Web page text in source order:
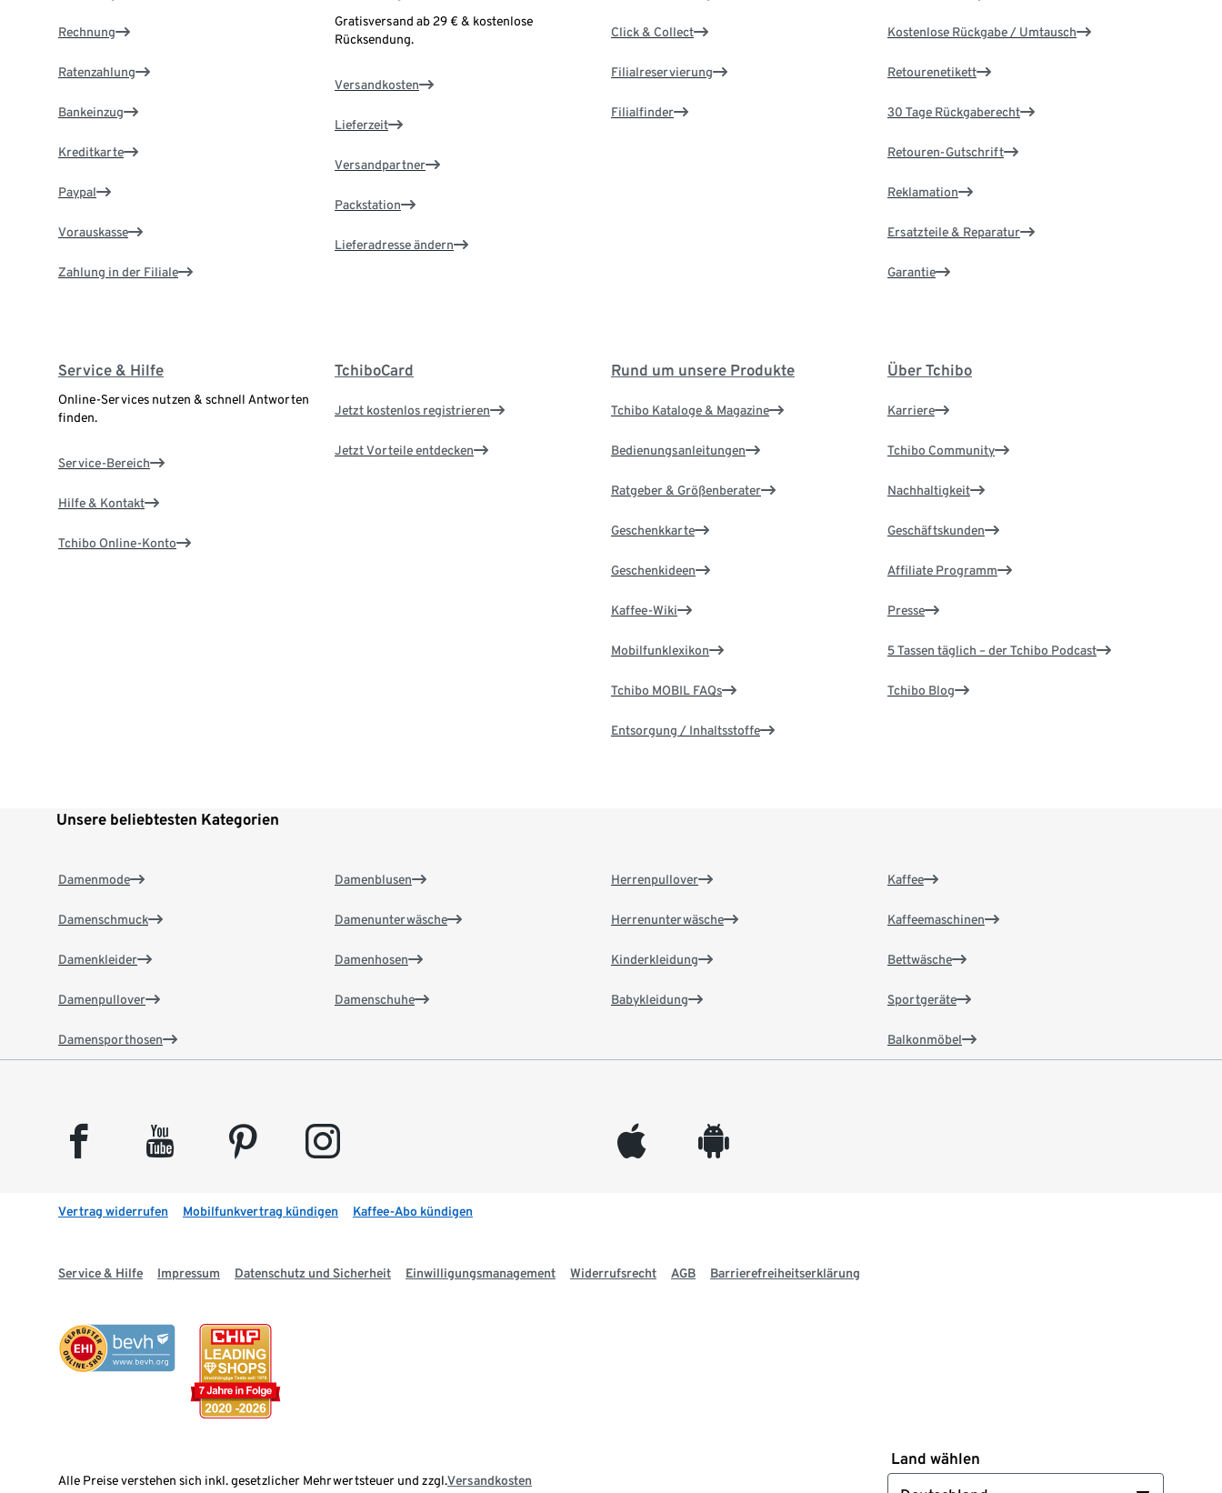
Rechnung
Ratenzahlung
Bankeinzug
Kreditkarte
Paypal
Vorauskasse
Zahlung in der Filiale
Gratisversand ab 29 € & kostenlose
Rücksendung.
Versandkosten
Lieferzeit
Versandpartner
Packstation
Lieferadresse ändern
Click & Collect
Filialreservierung
Filialfinder
Kostenlose Rückgabe / Umtausch
Retourenetikett
30 Tage Rückgaberecht
Retouren-Gutschrift
Reklamation
Ersatzteile & Reparatur
Garantie
Service & Hilfe
Online-Services nutzen & schnell Antworten
finden.
Service-Bereich
Hilfe & Kontakt
Tchibo Online-Konto
TchiboCard
Jetzt kostenlos registrieren
Jetzt Vorteile entdecken
Rund um unsere Produkte
Tchibo Kataloge & Magazine
Bedienungsanleitungen
Ratgeber & Größenberater
Geschenkkarte
Geschenkideen
Kaffee-Wiki
Mobilfunklexikon
Tchibo MOBIL FAQs
Entsorgung / Inhaltsstoffe
Über Tchibo
Karriere
Tchibo Community
Nachhaltigkeit
Geschäftskunden
Affiliate Programm
Presse
5 Tassen täglich – der Tchibo Podcast
Tchibo Blog
Unsere beliebtesten Kategorien
Damenmode
Damenschmuck
Damenkleider
Damenpullover
Damensporthosen
Damenblusen
Damenunterwäsche
Damenhosen
Damenschuhe
Herrenpullover
Herrenunterwäsche
Kinderkleidung
Babykleidung
Kaffee
Kaffeemaschinen
Bettwäsche
Sportgeräte
Balkonmöbel
facebook youtube pinterest instagram appleinc android
Vertrag widerrufen Mobilfunkvertrag kündigen Kaffee-Abo kündigen
Service & Hilfe Impressum Datenschutz und Sicherheit Einwilligungsmanagement Widerrufsrecht AGB Barrierefreiheitserklärung
Alle Preise verstehen sich inkl. gesetzlicher Mehrwertsteuer und zzgl.Versandkosten
Land wählen